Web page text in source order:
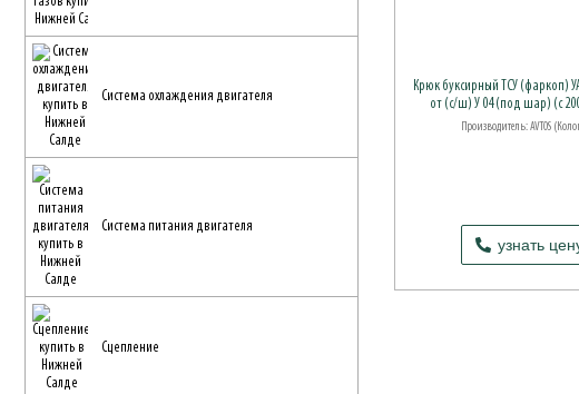
Система охлаждения двигателя
Система питания двигателя
Сцепление
Крюк буксирный ТСУ (фаркоп)
от (с/ш) У 04 (под шар) (с
Производитель: AVTOS
узнать